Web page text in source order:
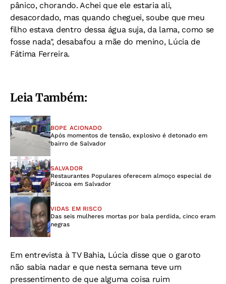
pânico, chorando.Achei que ele estaria ali,
desacordado, mas quando cheguei, soube que meu
filho estava dentro dessa água suja, da lama, como se
fosse nada", desabafou a mãe do menino, Lúcia de
Fátima Ferreira.
Leia Também:
BOPE ACIONADO
Após momentos de tensão, explosivo é detonado em
bairro de Salvador
SALVADOR
Restaurantes Populares oferecem almoço especial de
Páscoa em Salvador
VIDAS EM RISCO
Das seis mulheres mortas por bala perdida, cinco eram
negras
Em entrevista à TV Bahia, Lúcia disse que o garoto
não sabia nadar e que nesta semana teve um
pressentimento de que alguma coisa ruim